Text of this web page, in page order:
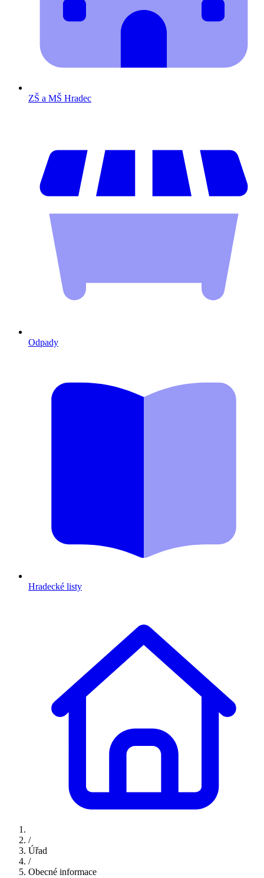
ZŠ a MŠ Hradec
Odpady
Hradecké listy
/
Úřad
/
Obecné informace